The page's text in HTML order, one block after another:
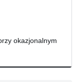
okazjonalnym